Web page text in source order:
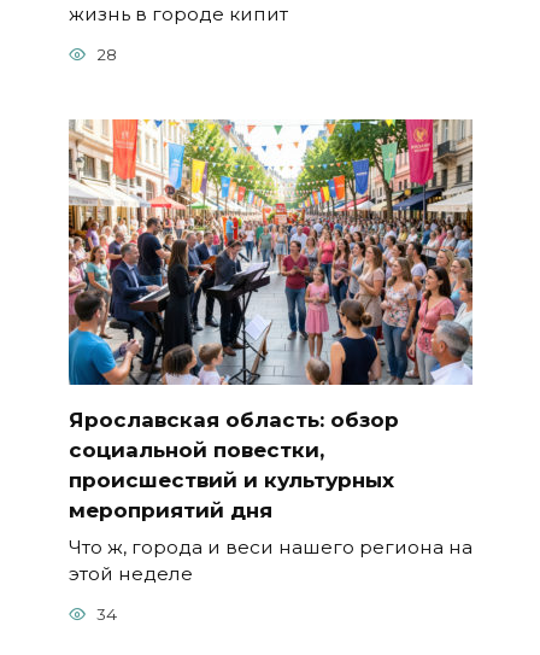
жизнь в городе кипит
28
Ярославская область: обзор
социальной повестки,
происшествий и культурных
мероприятий дня
Что ж, города и веси нашего региона на
этой неделе
34